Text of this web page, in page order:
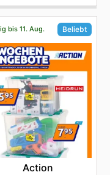
bis 11. Aug. Beliebt
Action